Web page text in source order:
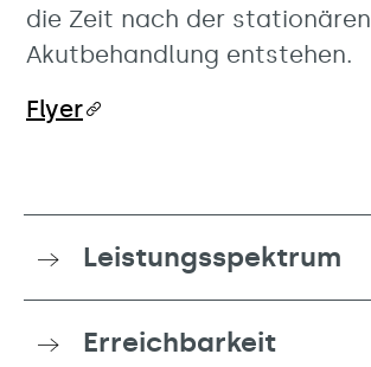
die Zeit nach der stationären
Akutbehandlung entstehen.
Flyer
Leistungsspektrum
Erreichbarkeit